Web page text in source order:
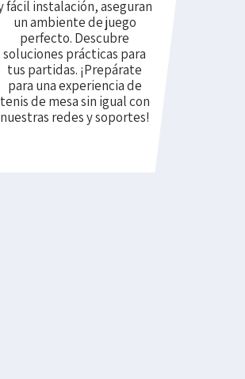
fácil instalación, aseguran
un ambiente de juego
perfecto. Descubre
soluciones prácticas para
tus partidas. ¡Prepárate
para una experiencia de
tenis de mesa sin igual con
nuestras redes y soportes!